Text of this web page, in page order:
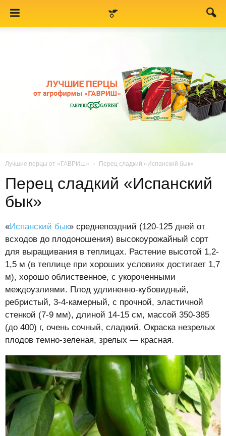
Лучшие перцы от «ГАВРИШ» Перец сладкий «Испанский бык»
Перец сладкий «Испанский
бык»
«Испанский бык» среднепоздний (120-125 дней от
всходов до плодоношения) высокоурожайный сорт
для выращивания в теплицах. Растение высотой 1,2-
1,5 м (в теплице при хороших условиях достигает 1,7
м), хорошо облиственное, с укороченными
междоузлиями. Плод удлиненно-кубовидный,
ребристый, 3-4-камерный, с прочной, эластичной
стенкой (7-9 мм), длиной 14-15 см, массой 350-385
(до 400) г, очень сочный, сладкий. Окраска незрелых
плодов темно-зеленая, зрелых — красная.